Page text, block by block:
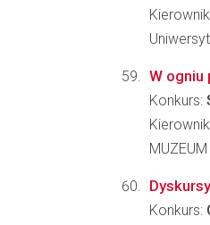
W
Konkurs:
Konkurs: